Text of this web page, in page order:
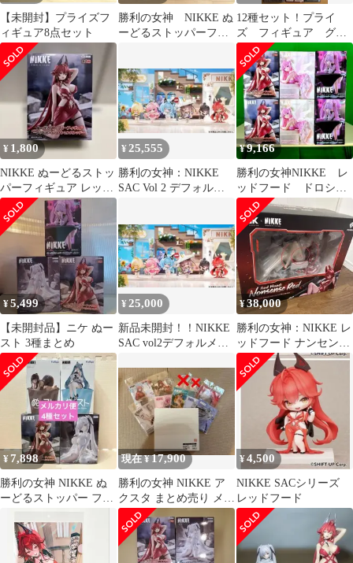
【未開封】プライズフ
ィギュア8点セット
勝利の女神 NIKKE ぬ
ーどるストッパーフィ
12種セット！プライ
ズ フィギュア グラ
ス まとめ売り
¥ 1,800
NIKKE ぬーどるストッ
パーフィギュア レッド
フード-ナンセンスレッ
ド未開封品
¥ 25,555
勝利の女神：NIKKE
SAC Vol 2 デフォルメ
¥9,166
勝利の女神NIKKE レ
ッドフード ドロシ
ー ユニ ぬーどるス
トッパーフィギュア
¥5,499
【未開封品】ニケ ぬー
スト 3種まとめ
¥ 25,000
新品未開封！！NIKKE
SAC vol2デフォルメフ
BOX
¥38,000
勝利の女神：NIKKE レ
ッドフード ナンセンス
レッド 1/4 完成品フィ
ギュア
¥ 7,898
勝利の女神 NIKKE ぬ
ーどるストッパー フィ
現在 ¥17,900
勝利の女神 NIKKE ア
クスタ まとめ売り メガ
ニケ アクリルスタンド
¥4,500
NIKKE SACシリーズ
レッドフード